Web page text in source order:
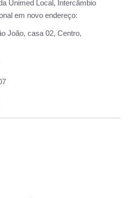
Unimed Local, Intercâmbio
em novo endereço:
João, casa 02, Centro,